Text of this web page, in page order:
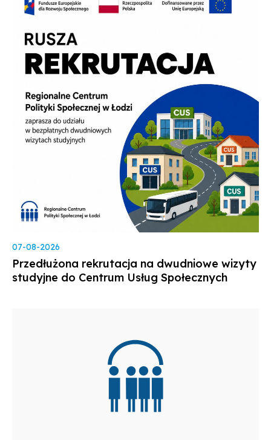
stroniewersjistrony
Facebook'u
07-08-2026
Przedłużona rekrutacja na dwudniowe wizyty
studyjne do Centrum Usług Społecznych